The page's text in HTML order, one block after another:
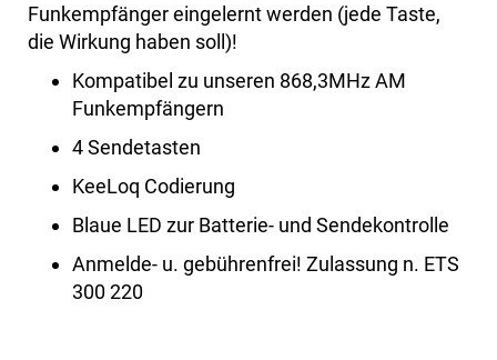
Funkempfänger eingelernt werden (jede Taste,
die Wirkung haben soll)!
Kompatibel zu unseren 868,3MHz AM
Funkempfängern
4 Sendetasten
KeeLoq Codierung
Blaue LED zur Batterie- und Sendekontrolle
Anmelde- u. gebührenfrei! Zulassung n. ETS
300 220